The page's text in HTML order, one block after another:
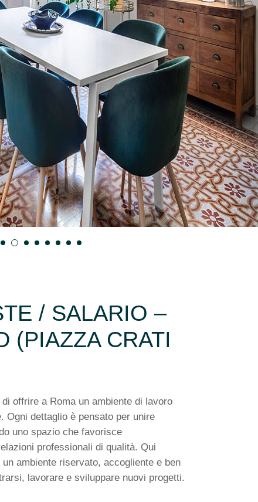
/ SALARIO –
(PIAZZA CRATI
offrire a Roma un ambiente di lavoro
Ogni dettaglio è pensato per unire
uno spazio che favorisce
professionali di qualità. Qui
ambiente riservato, accogliente e ben
lavorare e sviluppare nuovi progetti.